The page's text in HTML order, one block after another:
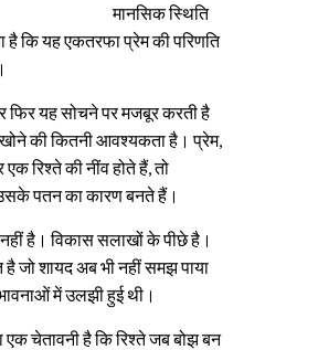
मानसिक स्थिति
कि यह एकतरफा प्रेम की परिणति
फिर यह सोचने पर मजबूर करती है
की कितनी आवश्यकता है। प्रेम,
रिश्ते की नींव होते हैं, तो
पतन का कारण बनते हैं।
है। विकास सलाखों के पीछे है।
जो शायद अब भी नहीं समझ पाया
में उलझी हुई थी।
एक चेतावनी है कि रिश्ते जब बोझ बन